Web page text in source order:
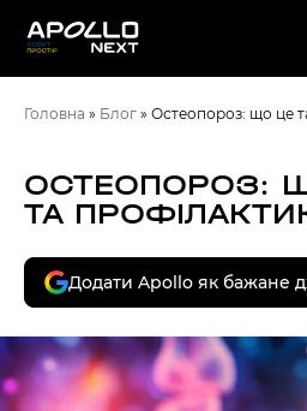
Головна » Блог » Остеопороз: що це
ОСТЕОПОРОЗ:
ТА
Додати Apollo як бажане